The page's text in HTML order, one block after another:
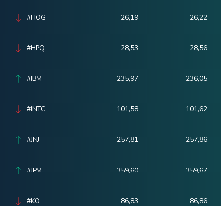
#HOG 26,19 26,22
#HPQ 28,53 28,56
#IBM 235,97 236,05
#INTC 101,58 101,62
#JNJ 257,81 257,86
#JPM 359,60 359,67
#KO 86,83 86,86